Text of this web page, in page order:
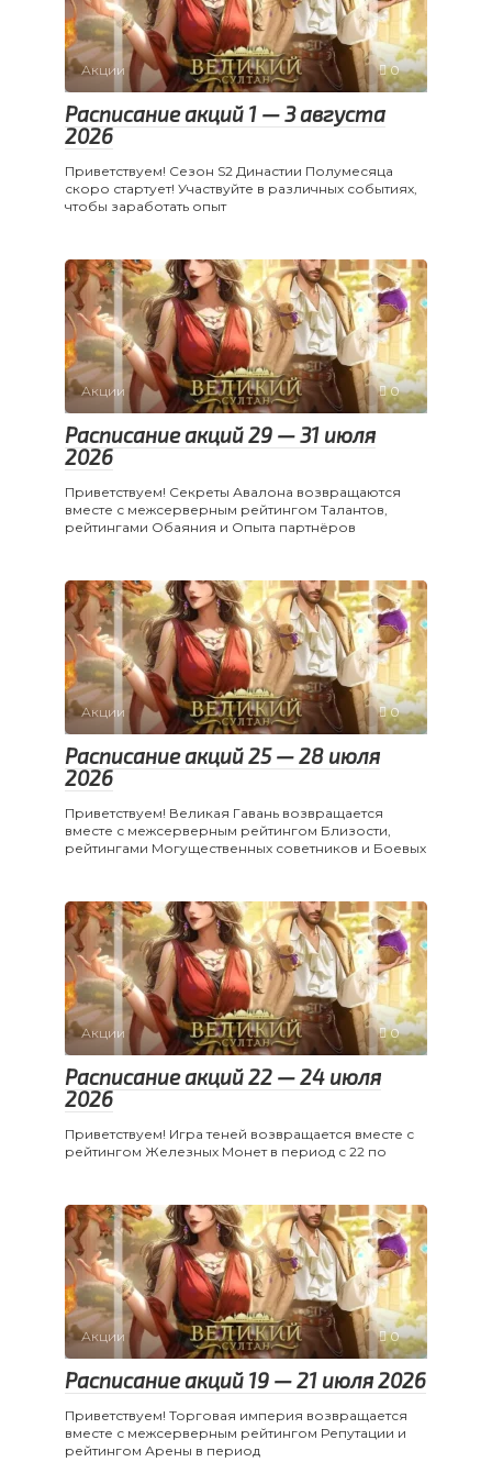
Акции 0
Расписание акций 1 — 3 августа
2026
Приветствуем! Сезон S2 Династии Полумесяца
скоро стартует! Участвуйте в различных событиях,
чтобы заработать опыт
Акции 0
Расписание акций 29 — 31 июля
2026
Приветствуем! Секреты Авалона возвращаются
вместе с межсерверным рейтингом Талантов,
рейтингами Обаяния и Опыта партнёров
Акции 0
Расписание акций 25 — 28 июля
2026
Приветствуем! Великая Гавань возвращается
вместе с межсерверным рейтингом Близости,
рейтингами Могущественных советников и Боевых
Акции 0
Расписание акций 22 — 24 июля
2026
Приветствуем! Игра теней возвращается вместе с
рейтингом Железных Монет в период с 22 по
Акции 0
Расписание акций 19 — 21 июля 2026
Приветствуем! Торговая империя возвращается
вместе с межсерверным рейтингом Репутации и
рейтингом Арены в период